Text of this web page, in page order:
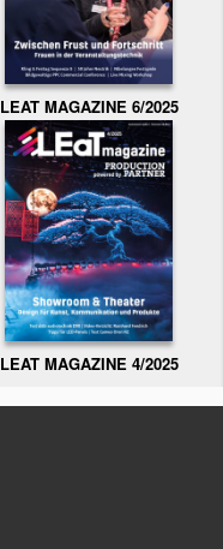
LEAT MAGAZINE 6/2025
LEAT MAGAZINE 4/2025